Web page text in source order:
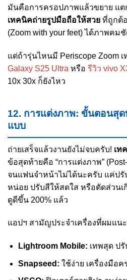
มันคือการครอปภาพแล้วขยาย แต
เทคนิคถ่ายรูปมือถือให้สวย ที่ถูกต้
(Zoom with your feet) ได้ภาพคมชั
แต่ถ้ารุ่นไหนมี Periscope Zoom เ
Galaxy S25 Ultra หรือ รีวิว vivo
10x 30x ก็ยังไหว
12. การแต่งภาพ: ขั้นตอนสุ
แบบ
ถ่ายเสร็จแล้วงานยังไม่จบครับ! เท
ข้อสุดท้ายคือ “การแต่งภาพ”
จนแฟนจำหน้าไม่ได้นะครับ แค่ปรั
หน่อย ปรับสีให้สดใส หรือตัดส่วนเ
ดูดีขึ้น 200% แล้ว
แอปฯ สามัญประจำเครื่องที่ผมแน
Lightroom Mobile: เทพสุด ป
Snapseed: ใช้ง่าย เครื่องมือค